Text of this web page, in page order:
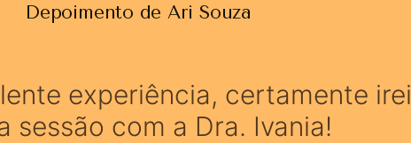
Depoimento de Ari Souza
experiência, certamente irei
sessão com a Dra. Ivania!